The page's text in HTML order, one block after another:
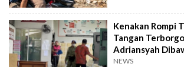
Kenakan Rompi
Tangan
Adriansyah
untuk Diperiksa
NEWS